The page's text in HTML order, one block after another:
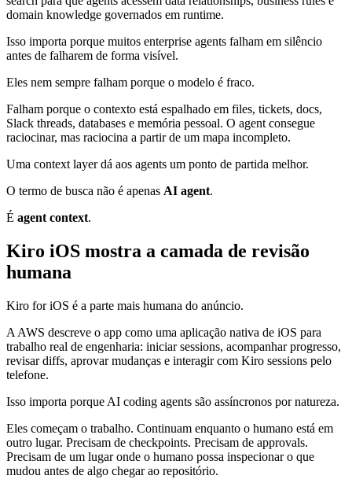
domain knowledge governados em runtime.
Isso importa porque muitos enterprise agents falham em silêncio
antes de falharem de forma visível.
Eles nem sempre falham porque o modelo é fraco.
Falham porque o contexto está espalhado em files, tickets, docs,
Slack threads, databases e memória pessoal. O agent consegue
raciocinar, mas raciocina a partir de um mapa incompleto.
Uma context layer dá aos agents um ponto de partida melhor.
O termo de busca não é apenas AI agent.
É agent context.
Kiro iOS mostra a camada de revisão
humana
Kiro for iOS é a parte mais humana do anúncio.
A AWS descreve o app como uma aplicação nativa de iOS para
trabalho real de engenharia: iniciar sessions, acompanhar progresso,
revisar diffs, aprovar mudanças e interagir com Kiro sessions pelo
telefone.
Isso importa porque AI coding agents são assíncronos por natureza.
Eles começam o trabalho. Continuam enquanto o humano está em
outro lugar. Precisam de checkpoints. Precisam de approvals.
Precisam de um lugar onde o humano possa inspecionar o que
mudou antes de algo chegar ao repositório.